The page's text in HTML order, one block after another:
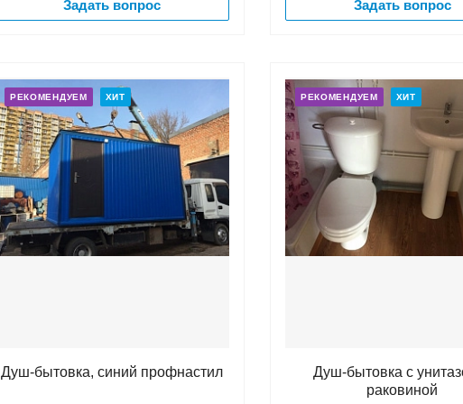
Задать вопрос Задать вопрос
РЕКОМЕНДУЕМ ХИТ
Душ-бытовка, синий профнастил
РЕКОМЕНДУЕМ ХИТ
Душ-бытовка с
раковиной